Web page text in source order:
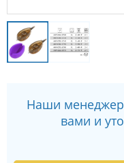
Наши
вами и